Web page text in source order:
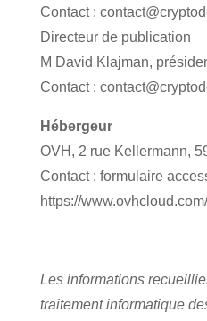
Contact :
Directeur de publication
M David Klajman,
Contact :
Hébergeur
OVH, 2 rue Kellermann,
Contact : formulaire
https://
Les informations
traitement informatique